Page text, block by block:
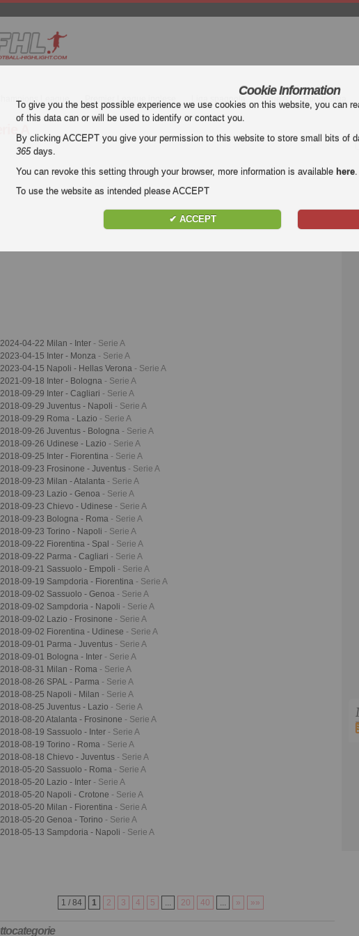
League Premier League inglese Liga spagnola Serie A
A
2024-04-22 Milan - Inter - Serie A
2023-04-15 Inter - Monza - Serie A
2023-04-15 Napoli - Hellas Verona - Serie A
2021-09-18 Inter - Bologna - Serie A
2018-09-29 Inter - Cagliari - Serie A
2018-09-29 Juventus - Napoli - Serie A
2018-09-29 Roma - Lazio - Serie A
2018-09-26 Juventus - Bologna - Serie A
2018-09-26 Udinese - Lazio - Serie A
2018-09-25 Inter - Fiorentina - Serie A
2018-09-23 Frosinone - Juventus - Serie A
2018-09-23 Milan - Atalanta - Serie A
2018-09-23 Lazio - Genoa - Serie A
2018-09-23 Chievo - Udinese - Serie A
2018-09-23 Bologna - Roma - Serie A
2018-09-23 Torino - Napoli - Serie A
2018-09-22 Fiorentina - Spal - Serie A
2018-09-22 Parma - Cagliari - Serie A
2018-09-21 Sassuolo - Empoli - Serie A
2018-09-19 Sampdoria - Fiorentina - Serie A
2018-09-02 Sassuolo - Genoa - Serie A
2018-09-02 Sampdoria - Napoli - Serie A
2018-09-02 Lazio - Frosinone - Serie A
2018-09-02 Fiorentina - Udinese - Serie A
2018-09-01 Parma - Juventus - Serie A
2018-09-01 Bologna - Inter - Serie A
2018-08-31 Milan - Roma - Serie A
2018-08-26 SPAL - Parma - Serie A
2018-08-25 Napoli - Milan - Serie A
2018-08-25 Juventus - Lazio - Serie A
2018-08-20 Atalanta - Frosinone - Serie A
2018-08-19 Sassuolo - Inter - Serie A
2018-08-19 Torino - Roma - Serie A
2018-08-18 Chievo - Juventus - Serie A
2018-05-20 Sassuolo - Roma - Serie A
2018-05-20 Lazio - Inter - Serie A
2018-05-20 Napoli - Crotone - Serie A
2018-05-20 Milan - Fiorentina - Serie A
2018-05-20 Genoa - Torino - Serie A
2018-05-13 Sampdoria - Napoli - Serie A
1 / 84 1 2 3 4 5 ... 20 40 ... » »»
Cookie Information
To give you the best possible experience we use cookies on this website, you can
of this data can or will be used to identify or contact you.
By clicking ACCEPT you give your permission to this website to store small bits of
365days.
You can revoke this setting through your browser, more information is available here.
To use the website as intended please ACCEPT
✔ ACCEPT